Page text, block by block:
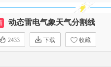
动态雷电气象天气分割线
2433 下载 收藏